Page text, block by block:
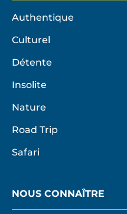
Authentique
Culturel
Détente
Insolite
Nature
Road Trip
Safari
NOUS CONNAÎTRE